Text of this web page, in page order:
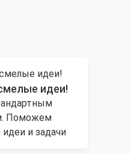
идеи!
Поможем
и задачи